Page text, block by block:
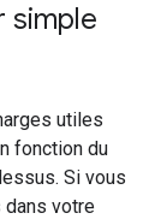
simple
utiles
fonction du
Si vous
votre